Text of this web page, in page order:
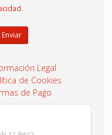
.
Enviar
Legal
de Cookies
de Pago